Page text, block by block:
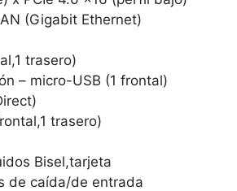
(Gigabit Ethernet)
trasero)
– micro-USB (1 frontal)
trasero)
Bisel,tarjeta
de caída/de entrada